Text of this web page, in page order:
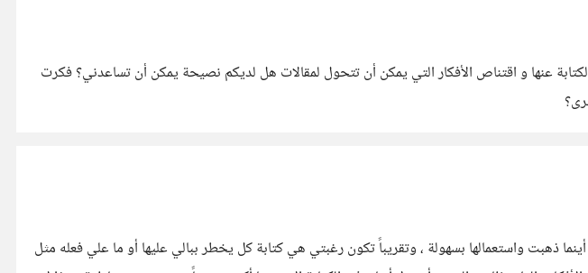
عنها و اقتناص الأفكار التي يمكن أن تتحول لمقالات هل لديكم نصيحة يمكن أن تساعدني؟ فكرت
ذهبت واستعمالها بسهولة ، وتقريباً تكون رغبتي هي كتابة كل يخطر ببالي عليها أو ما علي فعله مثل